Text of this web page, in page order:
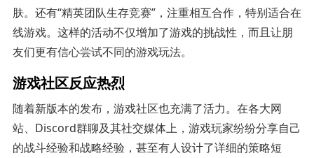
肤。还有“精英团队生存竞赛”，注重相互合作，特别适合在
线游戏。这样的活动不仅增加了游戏的挑战性，而且让朋
友们更有信心尝试不同的游戏玩法。
游戏社区反应热烈
随着新版本的发布，游戏社区也充满了活力。在各大网
站、Discord群聊及其社交媒体上，游戏玩家纷纷分享自己
的战斗经验和战略经验，甚至有人设计了详细的策略短